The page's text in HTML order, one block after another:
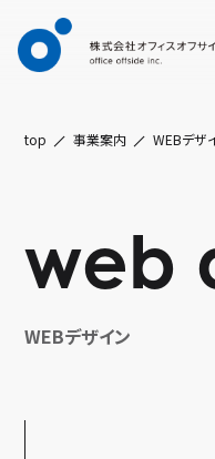
top 事業案内 WEBデザ
web
WEBデザイン